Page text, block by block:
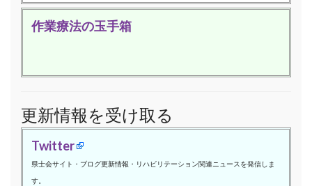
作業療法の玉手箱
更新情報を受け取る
Twitter
県士会サイト・ブログ更新情報・リハビリテーション関連ニュースを発信しま
す。